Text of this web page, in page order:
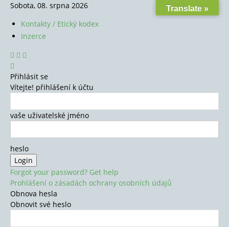
Sobota, 08. srpna 2026
Kontakty / Etický kodex
Inzerce
Přihlásit se
Vítejte! přihlášení k účtu
vaše uživatelské jméno
heslo
Forgot your password? Get help
Prohlášení o zásadách ochrany osobních údajů
Obnova hesla
Obnovit své heslo
Translate »